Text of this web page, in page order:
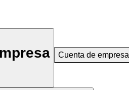
Cuenta de empresa